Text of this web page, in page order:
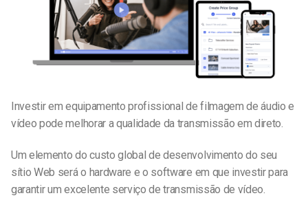
Investir em equipamento profissional de filmagem de áudio e
vídeo pode melhorar a qualidade da transmissão em direto.
Um elemento do custo global de desenvolvimento do seu
sítio Web será o hardware e o software em que investir para
garantir um excelente serviço de transmissão de vídeo.